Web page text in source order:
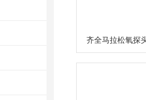
齐全马拉松氧探